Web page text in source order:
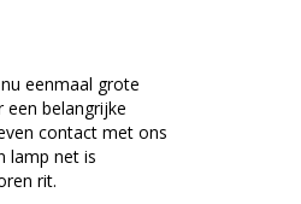
eenmaal grote
belangrijke
contact met ons
lamp net is
rit.